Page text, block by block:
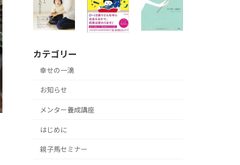
カテゴリー
幸せの一滴
お知らせ
メンター養成講座
はじめに
親子馬セミナー